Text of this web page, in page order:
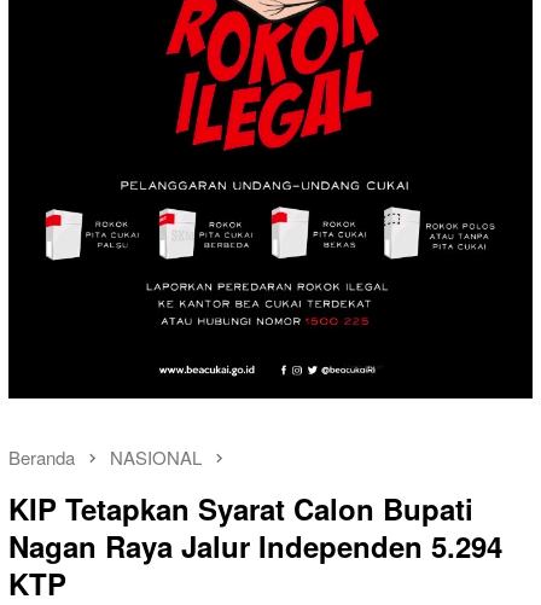
Beranda NASIONAL
KIP Tetapkan Syarat Calon Bupati
Nagan Raya Jalur Independen 5.294
KTP